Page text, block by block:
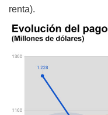
renta).